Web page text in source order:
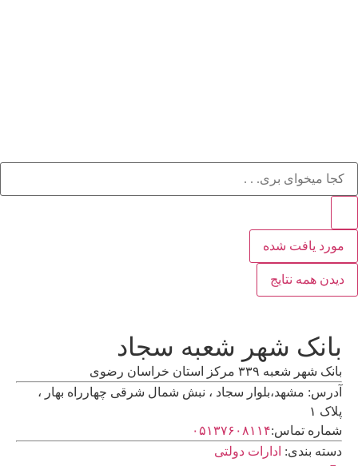
مورد یافت شده
دیدن همه نتایج
بانک شهر شعبه سجاد
بانک شهر شعبه ۳۳۹ مرکز استان خراسان رضوی
آدرس: مشهد،بلوار سجاد ، نبش شمال شرقی چهارراه بهار ،
پلاک ۱
شماره تماس:۰۵۱۳۷۶۰۸۱۱۴
دسته بندی: ادارات دولتی